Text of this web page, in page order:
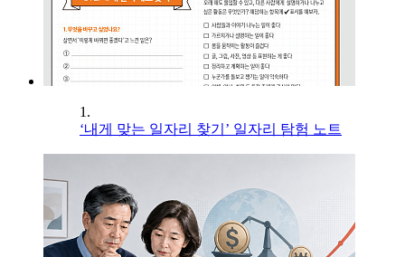
1.
‘내게 맞는 일자리 찾기’ 일자리 탐험 노트